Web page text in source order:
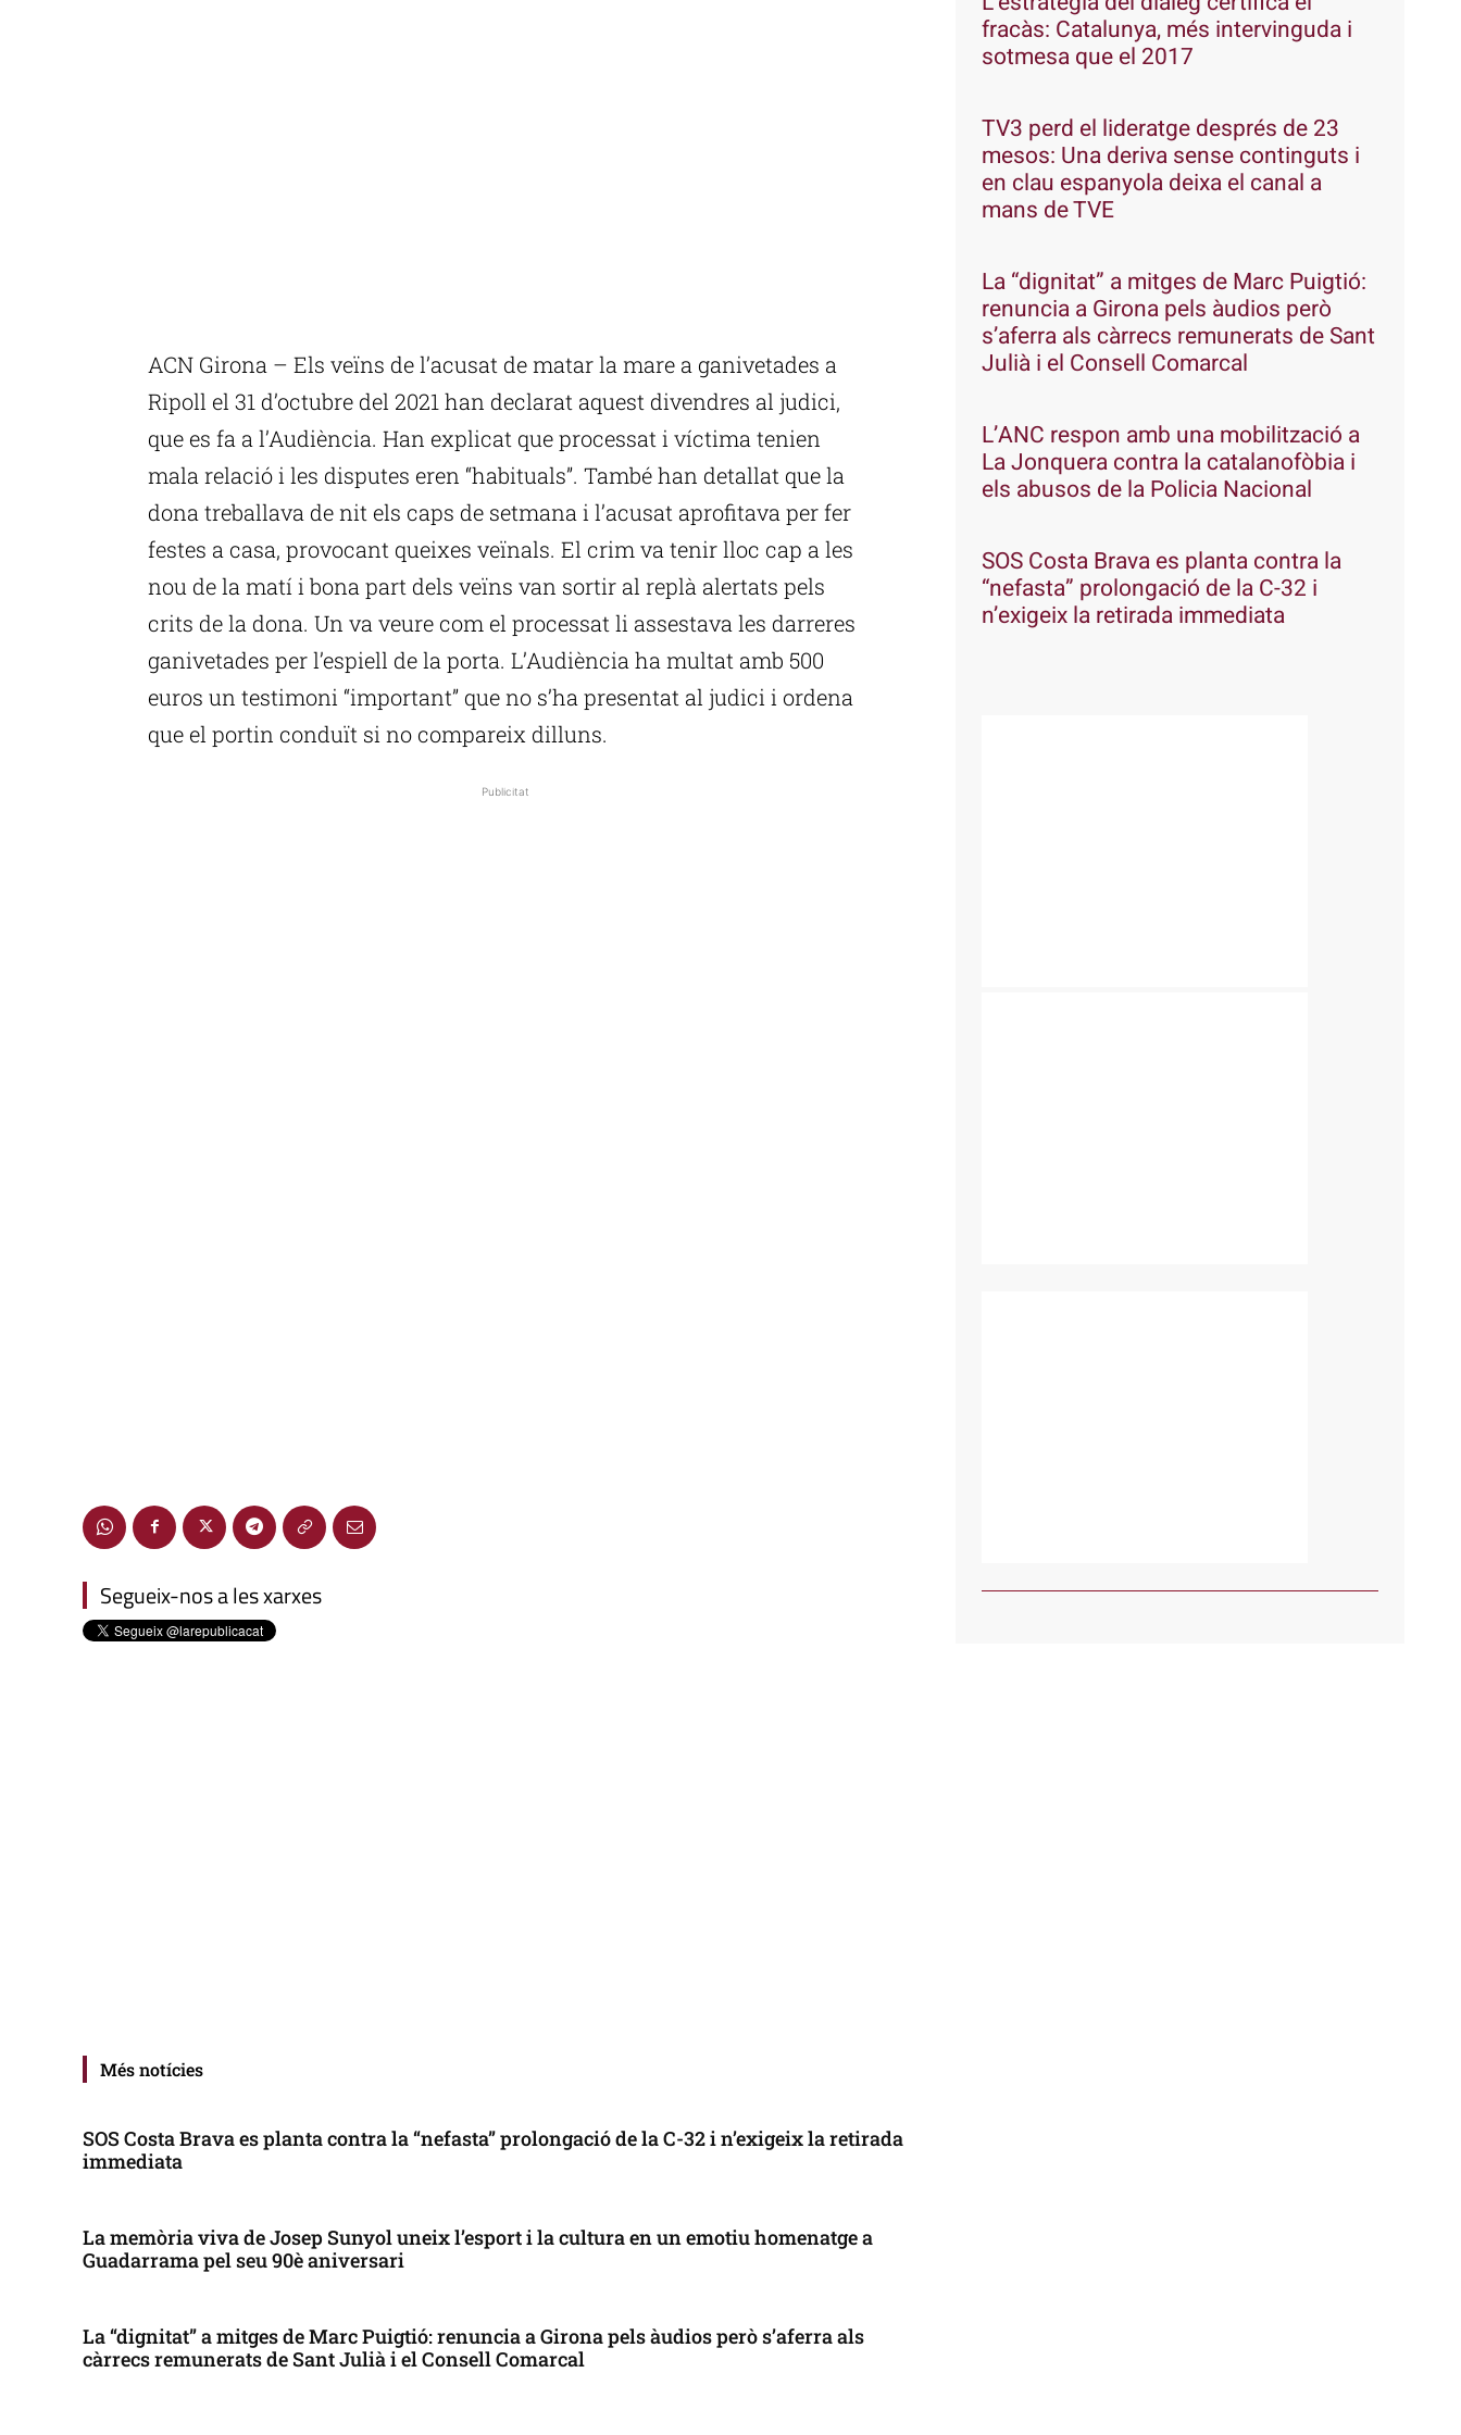
ACN Girona – Els veïns de l’acusat de matar la mare a ganivetades a
Ripoll el 31 d’octubre del 2021 han declarat aquest divendres al judici,
que es fa a l’Audiència. Han explicat que processat i víctima tenien
mala relació i les disputes eren “habituals”. També han detallat que la
dona treballava de nit els caps de setmana i l’acusat aprofitava per fer
festes a casa, provocant queixes veïnals. El crim va tenir lloc cap a les
nou de la matí i bona part dels veïns van sortir al replà alertats pels
crits de la dona. Un va veure com el processat li assestava les darreres
ganivetades per l’espiell de la porta. L’Audiència ha multat amb 500
euros un testimoni “important” que no s’ha presentat al judici i ordena
que el portin conduït si no compareix dilluns.
Publicitat
Segueix-nos a les xarxes
Més notícies
SOS Costa Brava es planta contra la “nefasta” prolongació de la C-32 i n’exigeix la retirada
immediata
La memòria viva de Josep Sunyol uneix l’esport i la cultura en un emotiu homenatge a
Guadarrama pel seu 90è aniversari
La “dignitat” a mitges de Marc Puigtió: renuncia a Girona pels àudios però s’aferra als
càrrecs remunerats de Sant Julià i el Consell Comarcal
fracàs: Catalunya, més intervinguda i
sotmesa que el 2017
TV3 perd el lideratge després de 23
mesos: Una deriva sense continguts i
en clau espanyola deixa el canal a
mans de TVE
La “dignitat” a mitges de Marc Puigtió:
renuncia a Girona pels àudios però
s’aferra als càrrecs remunerats de Sant
Julià i el Consell Comarcal
L’ANC respon amb una mobilització a
La Jonquera contra la catalanofòbia i
els abusos de la Policia Nacional
SOS Costa Brava es planta contra la
“nefasta” prolongació de la C-32 i
n’exigeix la retirada immediata